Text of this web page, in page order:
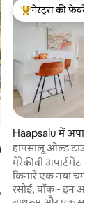
से 4.97, 101 समीक्षाएँ
गेस्ट्स का टॉप फ़ेवरेट
गेस्ट्स की फ़ेवरेट
Haapsalu में
हापसालू ओल्ड टाउन में
तटीय अपार्टमेंट
मेरेकीवी अपार्टमेंट
किनारे एक नया
रसोई, वॉक - इन